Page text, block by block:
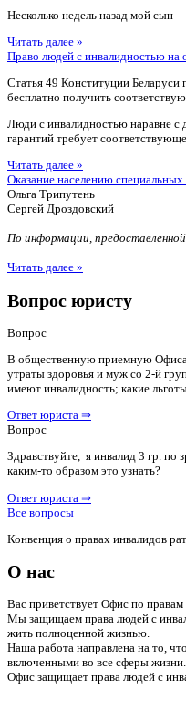
Несколько недель назад мой сын
Читать далее »
Право людей с инвалидностью на
Статья 49 Конституции Беларуси
бесплатно получить
Люди с инвалидностью наравне с
гарантий требует
Читать далее »
Оказание населению
Ольга Трипутень
Сергей Дроздовский
По информации,
Читать далее »
Вопрос юристу
Вопрос
В общественную приемную Офиса
утраты здоровья и муж со 2-й
имеют инвалидность; какие
Ответ юриста ⇒
Вопрос
Здравствуйте, я инвалид 3 гр.
каким-то образом это узнать?
Ответ юриста ⇒
Все вопросы
Конвенция о правах инвалидов
О нас
Вас приветствует Офис по
Мы защищаем права людей с
жить полноценной жизнью.
Наша работа направлена на то,
включенными во все сферы жизни.
Офис защищает права людей с